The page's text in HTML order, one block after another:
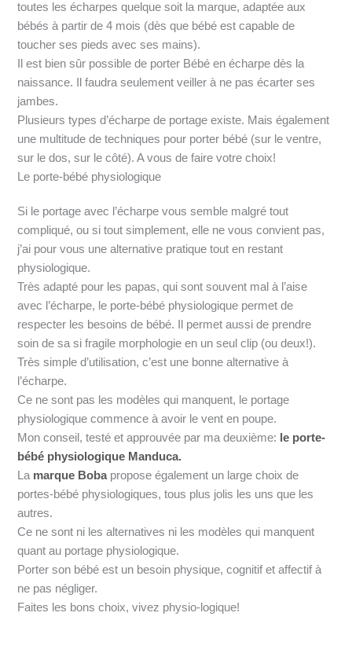
toutes les écharpes quelque soit la marque, adaptée aux
bébés à partir de 4 mois (dès que bébé est capable de
toucher ses pieds avec ses mains).
Il est bien sûr possible de porter Bébé en écharpe dès la
naissance. Il faudra seulement veiller à ne pas écarter ses
jambes.
Plusieurs types d’écharpe de portage existe. Mais également
une multitude de techniques pour porter bébé (sur le ventre,
sur le dos, sur le côté). A vous de faire votre choix!
Le porte-bébé physiologique
Si le portage avec l’écharpe vous semble malgré tout
compliqué, ou si tout simplement, elle ne vous convient pas,
j’ai pour vous une alternative pratique tout en restant
physiologique.
Très adapté pour les papas, qui sont souvent mal à l’aise
avec l’écharpe, le porte-bébé physiologique permet de
respecter les besoins de bébé. Il permet aussi de prendre
soin de sa si fragile morphologie en un seul clip (ou deux!).
Très simple d’utilisation, c’est une bonne alternative à
l’écharpe.
Ce ne sont pas les modèles qui manquent, le portage
physiologique commence à avoir le vent en poupe.
Mon conseil, testé et approuvée par ma deuxième: le porte-
bébé physiologique Manduca.
La marque Boba propose également un large choix de
portes-bébé physiologiques, tous plus jolis les uns que les
autres.
Ce ne sont ni les alternatives ni les modèles qui manquent
quant au portage physiologique.
Porter son bébé est un besoin physique, cognitif et affectif à
ne pas négliger.
Faites les bons choix, vivez physio-logique!